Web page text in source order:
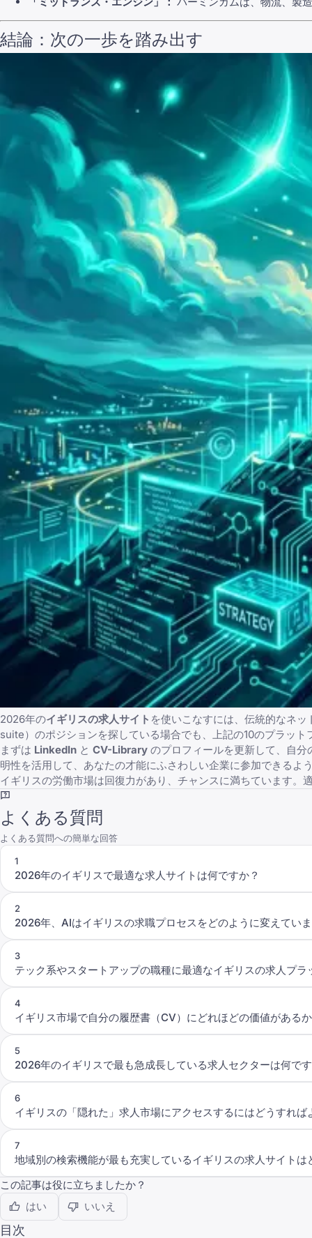
結論：次の一歩を踏み出す
2026年のイギリスの求人サイト を使いこなすには、伝統的なネ
suite）のポジションを探している場合でも、上記の10のプラッ
まずは LinkedIn と CV-Library のプロフィールを更新して、自
明性を活用して、あなたの才能にふさわしい企業に参加できるよ
イギリスの労働市場は回復力があり、チャンスに満ちています。
よくある質問
よくある質問への簡単な回答
1
2026年のイギリスで最適な求人サイトは何ですか？
2
2026年、AIはイギリスの求職プロセスをどのように変えてい
3
テック系やスタートアップの職種に最適なイギリスの求人プ
4
イギリス市場で自分の履歴書（CV）にどれほどの価値がある
5
2026年のイギリスで最も急成長している求人セクターは何で
6
イギリスの「隠れた」求人市場にアクセスするにはどうすれば
7
地域別の検索機能が最も充実しているイギリスの求人サイトは
この記事は役に立ちましたか？
はい
いいえ
目次